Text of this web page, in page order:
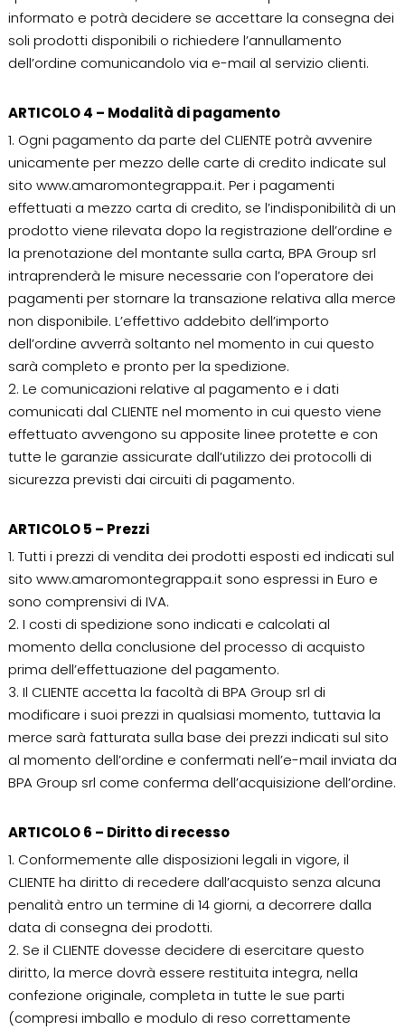
informato e potrà decidere se accettare la consegna dei
soli prodotti disponibili o richiedere l’annullamento
dell’ordine comunicandolo via e-mail al servizio clienti.
ARTICOLO 4 – Modalità di pagamento
1. Ogni pagamento da parte del CLIENTE potrà avvenire
unicamente per mezzo delle carte di credito indicate sul
sito www.amaromontegrappa.it. Per i pagamenti
effettuati a mezzo carta di credito, se l’indisponibilità di un
prodotto viene rilevata dopo la registrazione dell’ordine e
la prenotazione del montante sulla carta, BPA Group srl
intraprenderà le misure necessarie con l’operatore dei
pagamenti per stornare la transazione relativa alla merce
non disponibile. L’effettivo addebito dell’importo
dell’ordine avverrà soltanto nel momento in cui questo
sarà completo e pronto per la spedizione.
2. Le comunicazioni relative al pagamento e i dati
comunicati dal CLIENTE nel momento in cui questo viene
effettuato avvengono su apposite linee protette e con
tutte le garanzie assicurate dall’utilizzo dei protocolli di
sicurezza previsti dai circuiti di pagamento.
ARTICOLO 5 – Prezzi
1. Tutti i prezzi di vendita dei prodotti esposti ed indicati sul
sito www.amaromontegrappa.it sono espressi in Euro e
sono comprensivi di IVA.
2. I costi di spedizione sono indicati e calcolati al
momento della conclusione del processo di acquisto
prima dell’effettuazione del pagamento.
3. Il CLIENTE accetta la facoltà di BPA Group srl di
modificare i suoi prezzi in qualsiasi momento, tuttavia la
merce sarà fatturata sulla base dei prezzi indicati sul sito
al momento dell’ordine e confermati nell’e-mail inviata da
BPA Group srl come conferma dell’acquisizione dell’ordine.
ARTICOLO 6 – Diritto di recesso
1. Conformemente alle disposizioni legali in vigore, il
CLIENTE ha diritto di recedere dall’acquisto senza alcuna
penalità entro un termine di 14 giorni, a decorrere dalla
data di consegna dei prodotti.
2. Se il CLIENTE dovesse decidere di esercitare questo
diritto, la merce dovrà essere restituita integra, nella
confezione originale, completa in tutte le sue parti
(compresi imballo e modulo di reso correttamente